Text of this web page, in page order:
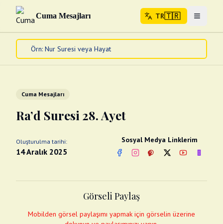
Cuma Mesajları TR🇹🇷 Menuyu
Ana Sayfa
Diğer
Abdest Videoları
Fotograflar
Cuma Mesajları
Ra’d Suresi 28. Ayet
Oluşturulma tarihi:
14 Aralık 2025
Sosyal Medya Linklerim
FacebookInstagram
PinterestTwitterYouTube
Görseli Paylaş
Mobilden görsel paylaşımı yapmak için görselin üzerine